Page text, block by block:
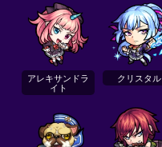
アレキサンドラ
イト
クリスタル